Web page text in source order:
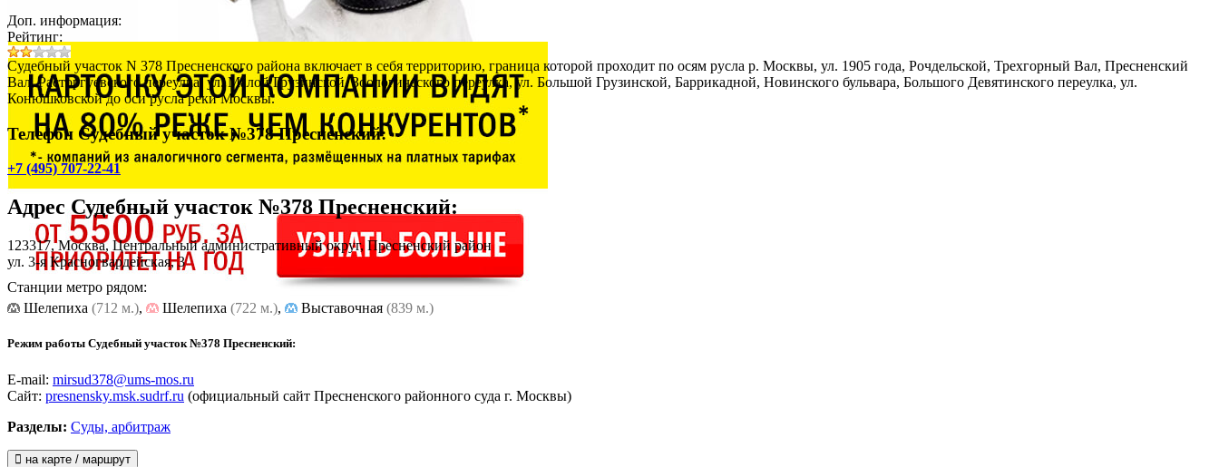
Доп. информация:
Рейтинг:
Судебный участок N 378 Пресненского района включает в себя территорию, граница которой проходит по осям русла р. Москвы, ул. 1905 года, Рочдельской, Трехгорный Вал, Пресненский
Вал, Расторгуевского переулка, ул. Малой Грузинской, Зоологического переулка, ул. Большой Грузинской, Баррикадной, Новинского бульвара, Большого Девятинского переулка, ул.
Конюшковской до оси русла реки Москвы.
Телефон Судебный участок №378 Пресненский:
+7 (495) 707-22-41
Адрес Судебный участок №378 Пресненский:
123317, Москва, Центральный административный округ, Пресненский район
ул. 3-я Красногвардейская, 3
Станции метро рядом:
Шелепиха (712 м.), Шелепиха (722 м.), Выставочная (839 м.)
Режим работы Судебный участок №378 Пресненский:
E-mail: mirsud378@ums-mos.ru
Сайт: presnensky.msk.sudrf.ru (официальный сайт Пресненского районного суда г. Москвы)
Разделы: Суды, арбитраж
на карте / маршрут